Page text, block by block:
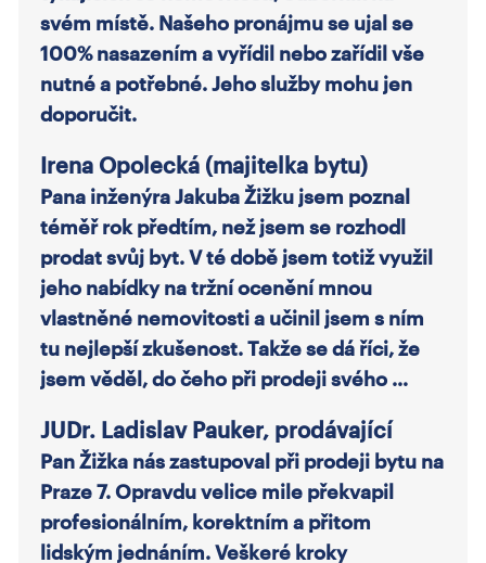
svém místě. Našeho pronájmu se ujal se
100% nasazením a vyřídil nebo zařídil vše
nutné a potřebné. Jeho služby mohu jen
doporučit.
Irena Opolecká (majitelka bytu)
Pana inženýra Jakuba Žižku jsem poznal
téměř rok předtím, než jsem se rozhodl
prodat svůj byt. V té době jsem totiž využil
jeho nabídky na tržní ocenění mnou
vlastněné nemovitosti a učinil jsem s ním
tu nejlepší zkušenost. Takže se dá říci, že
jsem věděl, do čeho při prodeji svého …
JUDr. Ladislav Pauker, prodávající
Pan Žižka nás zastupoval při prodeji bytu na
Praze 7. Opravdu velice mile překvapil
profesionálním, korektním a přitom
lidským jednáním. Veškeré kroky